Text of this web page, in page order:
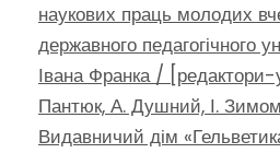
наукових праць молодих
державного педагогічного
Івана Франка /
Пантюк, А. Душний, І.
Видавничий дім